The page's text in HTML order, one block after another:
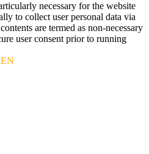
necessary for the website
to collect user personal data via
are termed as non-necessary
user consent prior to running